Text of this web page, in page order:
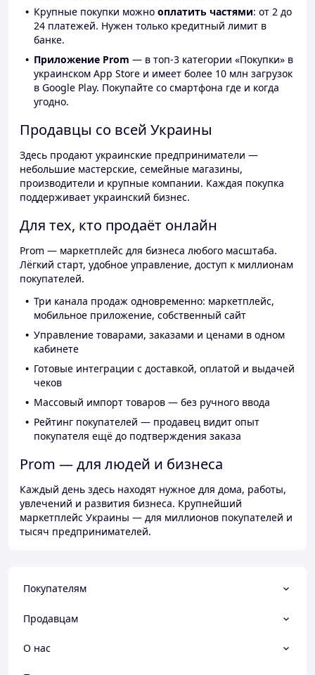
Крупные покупки можно оплатить частями: от 2 до
24 платежей. Нужен только кредитный лимит в
банке.
Приложение Prom — в топ-3 категории «Покупки» в
украинском App Store и имеет более 10 млн загрузок
в Google Play. Покупайте со смартфона где и когда
угодно.
Продавцы со всей Украины
Здесь продают украинские предприниматели —
небольшие мастерские, семейные магазины,
производители и крупные компании. Каждая покупка
поддерживает украинский бизнес.
Для тех, кто продаёт онлайн
Prom — маркетплейс для бизнеса любого масштаба.
Лёгкий старт, удобное управление, доступ к миллионам
покупателей.
Три канала продаж одновременно: маркетплейс,
мобильное приложение, собственный сайт
Управление товарами, заказами и ценами в одном
кабинете
Готовые интеграции с доставкой, оплатой и выдачей
чеков
Массовый импорт товаров — без ручного ввода
Рейтинг покупателей — продавец видит опыт
покупателя ещё до подтверждения заказа
Prom — для людей и бизнеса
Каждый день здесь находят нужное для дома, работы,
увлечений и развития бизнеса. Крупнейший
маркетплейс Украины — для миллионов покупателей и
тысяч предпринимателей.
Покупателям
Продавцам
О нас